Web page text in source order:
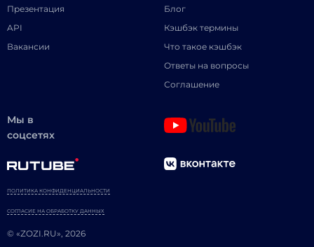
Презентация
API
Вакансии
Блог
Кэшбэк термины
Что такое кэшбэк
Ответы на вопросы
Соглашение
Мы в
соцсетях
© «ZOZI.RU», 2026
ПОЛИТИКА КОНФИДЕНЦИАЛЬНОСТИ
СОГЛАСИЕ НА ОБРАБОТКУ ДАННЫХ